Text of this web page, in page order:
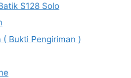
S128 Solo
( Bukti Pengiriman )